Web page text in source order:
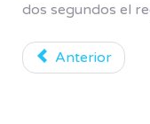
dos segundos el
Anterior